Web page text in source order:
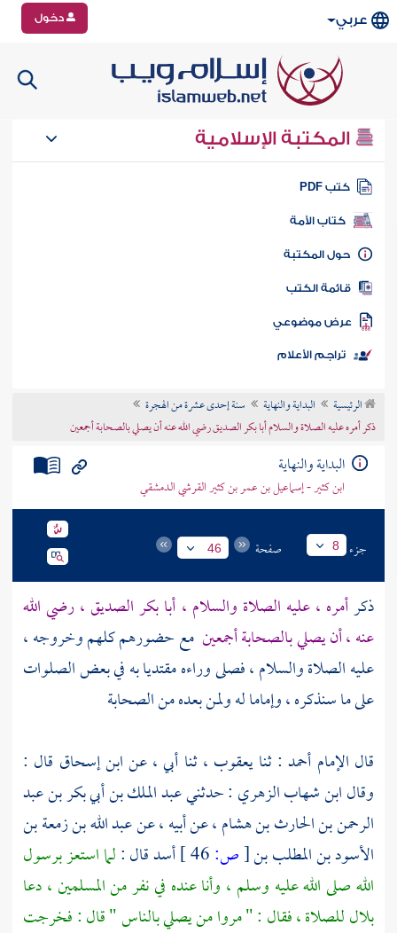
عربي دخول
المكتبة الإسلامية
كتب PDF
كتاب الأمة
المكتبة
الكتب
موضوعي
تراجم الأعلام
الرئيسية البداية والنهاية
سنة إحدى عشرة من الهجرة
ذكر أمره عليه الصلاة والسلام أبا بكر الصديق رضي الله عنه أن يصلي بالصحابة أجمعين
البداية والنهاية
ابن كثير - إسماعيل بن عمر بن كثير القرشي الدمشقي
جزء 8 صفحة 46
ذكرأمره ، عليه الصلاة والسلام ، أبا بكر الصديق ،رضي الله
عنه ، أن يصلي بالصحابة أجمعين مع حضورهم كلهم وخروجه ،
عليه الصلاة والسلام ، فصلى وراءه مقتديا به في بعض الصلوات
على ما سنذكره ، وإماما له ولمن بعده من الصحابة
قال الإمام أحمد : ثنايعقوب ،ثنا أبي ، عنابن إسحاق قال :
وقالابن شهابالزهري : حدثنيعبد الملك بن أبي بكر بن عبد
الرحمن بن الحارث بن هشام، عن أبيه ، عنعبد الله بن زمعة بن
الأسود بن المطلب بن[ص: أسدقال :لما استعز برسول
الله صلى الله عليه وسلم ، وأنا عنده في نفر من المسلمين ، دعا
بلالللصلاة ، فقال : " مروا من يصلي بالناس " قال : فخرجت